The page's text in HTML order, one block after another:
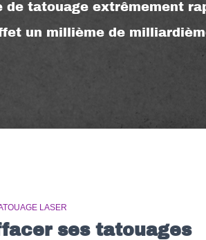
de tatouage extrêmement
un millième de
LASER
ses tatouages